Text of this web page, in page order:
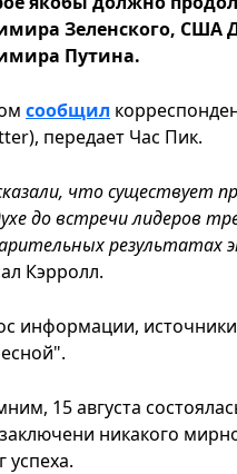
Зеленского, США
Путина.
сообщил
передает Час Пик.
что существует
до встречи лидеров
результатах
Кэрролл.
информации,
15 августа
никакого
успеха.